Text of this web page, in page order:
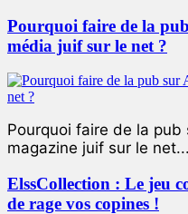
Pourquoi faire de la
média juif sur le net ?
Pourquoi faire de la
magazine juif sur le net...
ElssCollection : Le jeu
de rage vos copines !